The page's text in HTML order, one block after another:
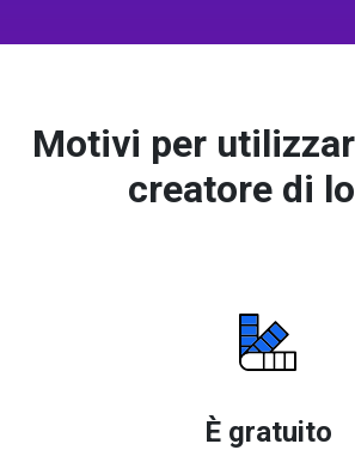
Motivi per
creatore di
È gratuito